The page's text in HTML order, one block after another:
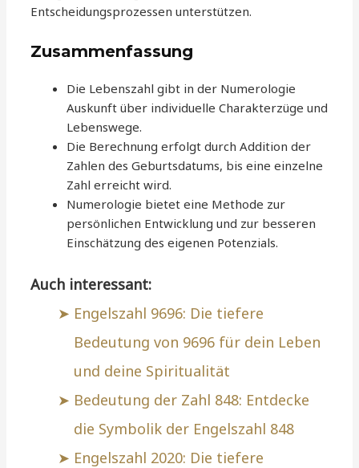
Entscheidungsprozessen unterstützen.
Zusammenfassung
Die Lebenszahl gibt in der Numerologie
Auskunft über individuelle Charakterzüge und
Lebenswege.
Die Berechnung erfolgt durch Addition der
Zahlen des Geburtsdatums, bis eine einzelne
Zahl erreicht wird.
Numerologie bietet eine Methode zur
persönlichen Entwicklung und zur besseren
Einschätzung des eigenen Potenzials.
Auch interessant:
Engelszahl 9696: Die tiefere
Bedeutung von 9696 für dein Leben
und deine Spiritualität
Bedeutung der Zahl 848: Entdecke
die Symbolik der Engelszahl 848
Engelszahl 2020: Die tiefere